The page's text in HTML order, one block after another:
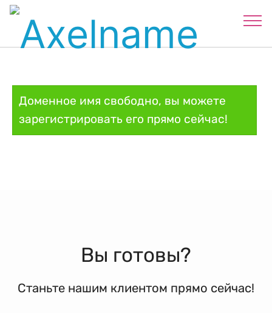
Доменное имя свободно, вы можете
зарегистрировать его прямо сейчас!
Вы готовы?
Станьте нашим клиентом прямо сейчас!